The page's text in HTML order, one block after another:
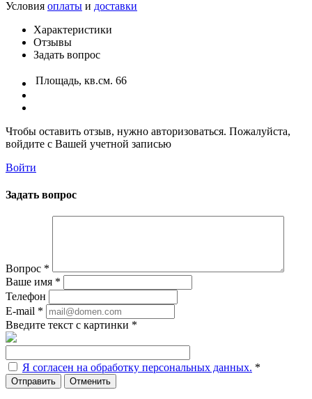
Условия оплаты и доставки
Характеристики
Отзывы
Задать вопрос
Площадь, кв.см. 66
Чтобы оставить отзыв, нужно авторизоваться. Пожалуйста,
войдите с Вашей учетной записью
Войти
Задать вопрос
Вопрос *
Ваше имя *
Телефон
E-mail *
Введите текст с картинки *
Я согласен на обработку персональных данных. *
Отменить